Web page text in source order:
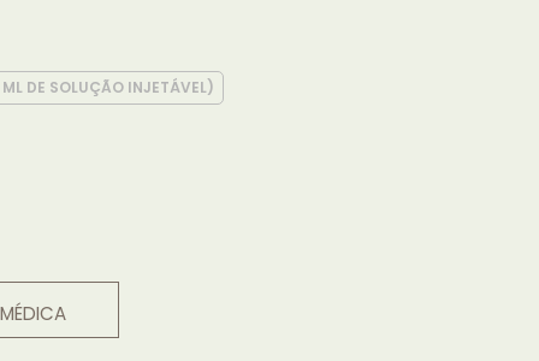
DE SOLUÇÃO INJETÁVEL)